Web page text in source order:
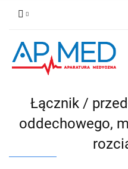
Łącznik /
oddechowego,